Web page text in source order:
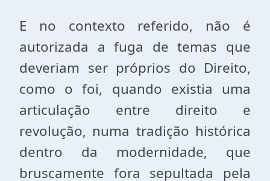
E no contexto referido, não é
autorizada a fuga de temas que
deveriam ser próprios do Direito,
como o foi, quando existia uma
articulação entre direito e
revolução, numa tradição histórica
dentro da modernidade, que
bruscamente fora sepultada pela